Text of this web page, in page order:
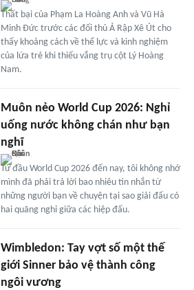
Thất bại của Phạm La Hoàng Anh và Vũ Hà
Minh Đức trước các đối thủ Ả Rập Xê Út cho
thấy khoảng cách về thể lực và kinh nghiệm
của lứa trẻ khi thiếu vắng trụ cột Lý Hoàng
Nam.
Muôn nẻo World Cup 2026: Nghỉ
uống nước không chán như bạn
nghĩ
Từ đầu World Cup 2026 đến nay, tôi không nhớ
mình đã phải trả lời bao nhiêu tin nhắn từ
những người bạn về chuyện tại sao giải đấu có
hai quãng nghỉ giữa các hiệp đấu.
Wimbledon: Tay vợt số một thế
giới Sinner bảo vệ thành công
ngôi vương